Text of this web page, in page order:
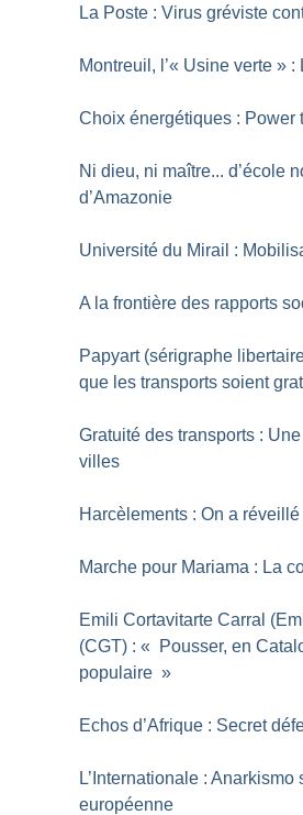
La Poste : Virus gréviste
Montreuil, l’« Usine verte » :
Choix énergétiques : Power
Ni dieu, ni maître... d’école
d’Amazonie
Université du Mirail :
A la frontière des rapports
Papyart (sérigraphe
que les transports soient
Gratuité des transports :
villes
Harcèlements : On a
Marche pour Mariama : La
Emili Cortavitarte Carral
(CGT) : «
Pousser, en
populaire »
Echos d’Afrique : Secret
L’Internationale : Anarkismo
européenne